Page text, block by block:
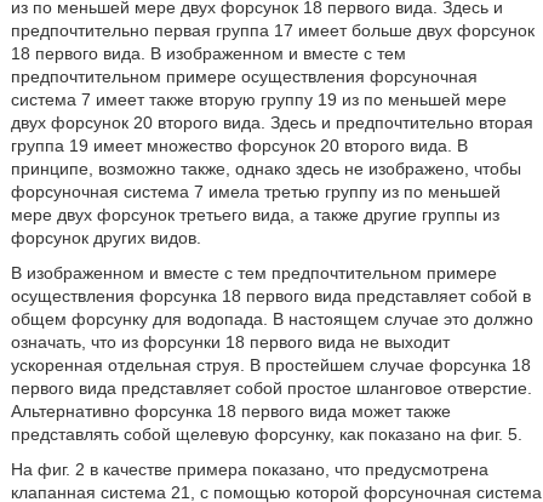
из по меньшей мере двух форсунок 18 первого вида. Здесь и
предпочтительно первая группа 17 имеет больше двух форсунок
18 первого вида. В изображенном и вместе с тем
предпочтительном примере осуществления форсуночная
система 7 имеет также вторую группу 19 из по меньшей мере
двух форсунок 20 второго вида. Здесь и предпочтительно вторая
группа 19 имеет множество форсунок 20 второго вида. В
принципе, возможно также, однако здесь не изображено, чтобы
форсуночная система 7 имела третью группу из по меньшей
мере двух форсунок третьего вида, а также другие группы из
форсунок других видов.
В изображенном и вместе с тем предпочтительном примере
осуществления форсунка 18 первого вида представляет собой в
общем форсунку для водопада. В настоящем случае это должно
означать, что из форсунки 18 первого вида не выходит
ускоренная отдельная струя. В простейшем случае форсунка 18
первого вида представляет собой простое шланговое отверстие.
Альтернативно форсунка 18 первого вида может также
представлять собой щелевую форсунку, как показано на фиг. 5.
На фиг. 2 в качестве примера показано, что предусмотрена
клапанная система 21, с помощью которой форсуночная система